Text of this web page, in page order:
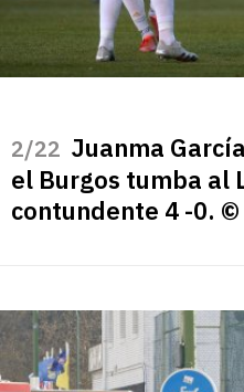
/22 Juanma
el Burgos tumba al
contundente 4 -0. ©